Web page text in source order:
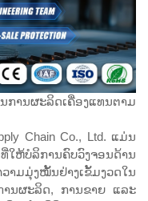
ການຜະລິດເຄື່ອງແທນຕາມ
Chain Co., Ltd. ແມ່ນ
ຫ້ບໍລິການຄົບວົງຈອນດ້ານ
ມມຸ່ງໝັ້ນຢ່າງເຂັ້ມງວດໃນ
ນຜະລິດ, ການຂາຍ ແລະ